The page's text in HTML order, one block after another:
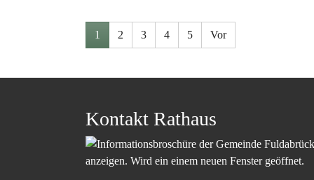
1
2 3 4 5 Vor
Kontakt Rathaus